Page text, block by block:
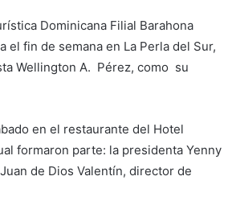
Dominicana Filial Barahona
el fin de semana en La Perla del Sur,
Wellington A. Pérez, como su
en el restaurante del Hotel
formaron parte: la presidenta Yenny
de Dios Valentín, director de